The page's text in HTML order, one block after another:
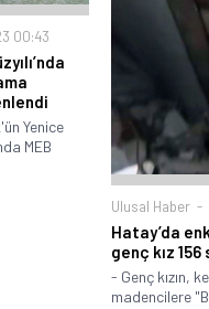
00:43
Yenice
MEB
Ulusal Haber
Hatay’da
genç kız
- Genç kızın,
madencilere